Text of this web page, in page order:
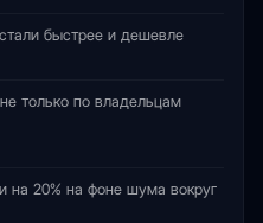
быстрее и дешевле
только по владельцам
на 20% на фоне шума вокруг